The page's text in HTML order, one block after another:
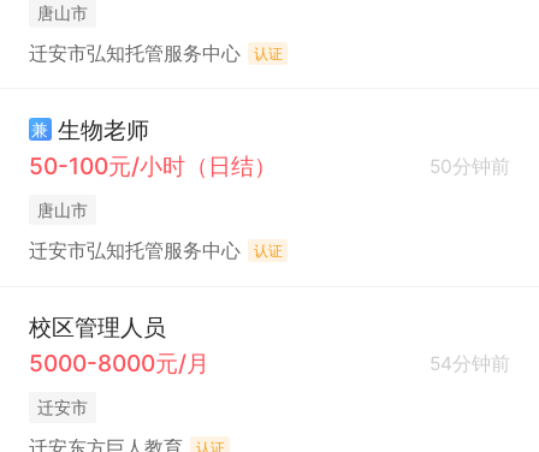
唐山市
迁安市弘知托管服务中心 认证
兼 生物老师
50-100元/小时（日结）
50分钟前
唐山市
迁安市弘知托管服务中心 认证
校区管理人员
5000-8000元/月
54分钟前
迁安市
认证